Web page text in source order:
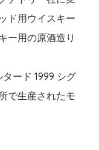
ド用ウイスキー
ー用の原酒造り
タード 1999 シグ
で生産されたモ